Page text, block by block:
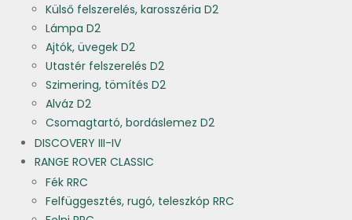
Külső felszerelés, karosszéria D2
Lámpa D2
Ajtók, üvegek D2
Utastér felszerelés D2
Szimering, tömítés D2
Alváz D2
Csomagtartó, bordáslemez D2
DISCOVERY III-IV
RANGE ROVER CLASSIC
Fék RRC
Felfüggesztés, rugó, teleszkóp RRC